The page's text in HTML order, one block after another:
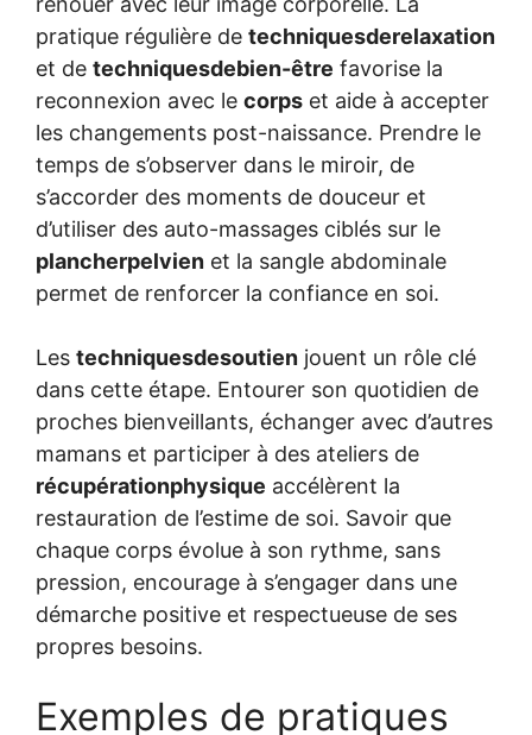
pratique régulière de techniquesderelaxation
et de techniquesdebien-être favorise la
reconnexion avec le corps et aide à accepter
les changements post-naissance. Prendre le
temps de s’observer dans le miroir, de
s’accorder des moments de douceur et
d’utiliser des auto-massages ciblés sur le
plancherpelvien et la sangle abdominale
permet de renforcer la confiance en soi.
Les techniquesdesoutien jouent un rôle clé
dans cette étape. Entourer son quotidien de
proches bienveillants, échanger avec d’autres
mamans et participer à des ateliers de
récupérationphysique accélèrent la
restauration de l’estime de soi. Savoir que
chaque corps évolue à son rythme, sans
pression, encourage à s’engager dans une
démarche positive et respectueuse de ses
propres besoins.
Exemples de pratiques